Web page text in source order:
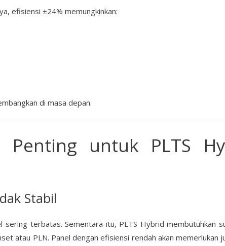
efisiensi ±24% memungkinkan:
di masa depan.
Penting untuk PLTS
Stabil
sering terbatas. Sementara itu, PLTS Hybrid membutuhkan
atau PLN. Panel dengan efisiensi rendah akan memerlukan